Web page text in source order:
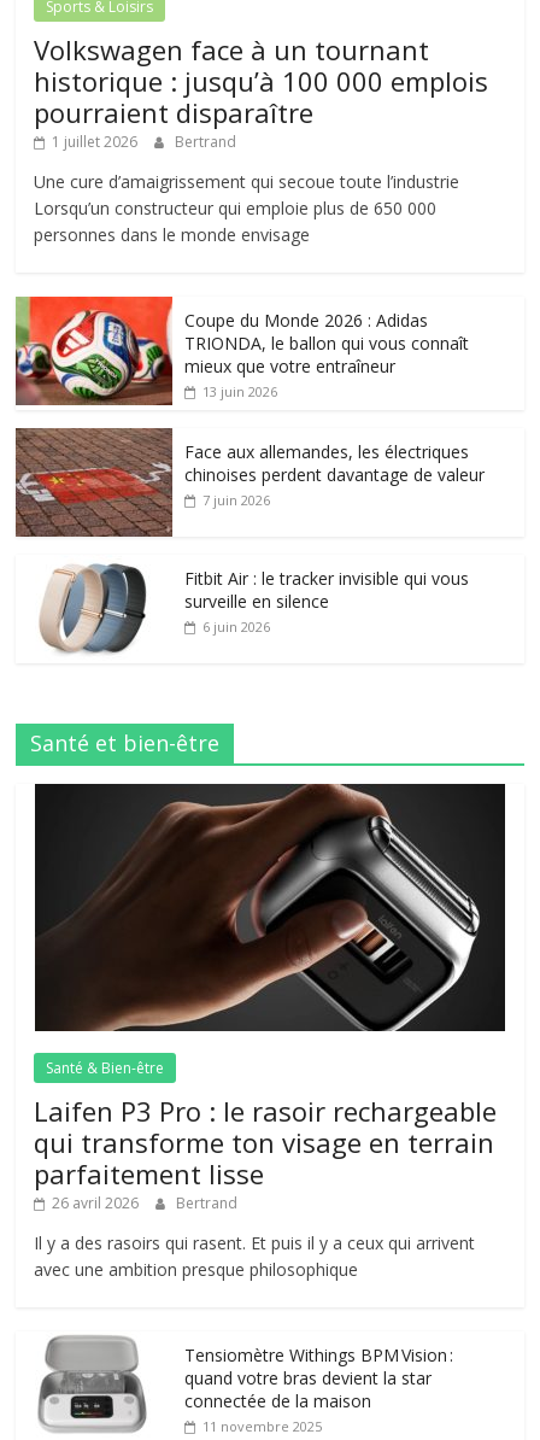
Sports & Loisirs
Volkswagen face à un tournant
historique : jusqu’à 100 000 emplois
pourraient disparaître
1 juillet 2026 Bertrand
Une cure d’amaigrissement qui secoue toute l’industrie
Lorsqu’un constructeur qui emploie plus de 650 000
personnes dans le monde envisage
Coupe du Monde 2026 : Adidas
TRIONDA, le ballon qui vous connaît
mieux que votre entraîneur
13 juin 2026
Face aux allemandes, les électriques
chinoises perdent davantage de valeur
7 juin 2026
Fitbit Air : le tracker invisible qui vous
surveille en silence
6 juin 2026
Santé et bien-être
Santé & Bien-être
Laifen P3 Pro : le rasoir rechargeable
qui transforme ton visage en terrain
parfaitement lisse
26 avril 2026 Bertrand
Il y a des rasoirs qui rasent. Et puis il y a ceux qui arrivent
avec une ambition presque philosophique
Tensiomètre Withings BPM Vision :
quand votre bras devient la star
connectée de la maison
11 novembre 2025